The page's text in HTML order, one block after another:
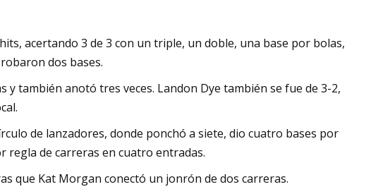
acertando 3 de 3 con un triple, un doble, una base por bolas,
dos bases.
y también anotó tres veces. Landon Dye también se fue de 3-2,
de lanzadores, donde ponchó a siete, dio cuatro bases por
regla de carreras en cuatro entradas.
que Kat Morgan conectó un jonrón de dos carreras.